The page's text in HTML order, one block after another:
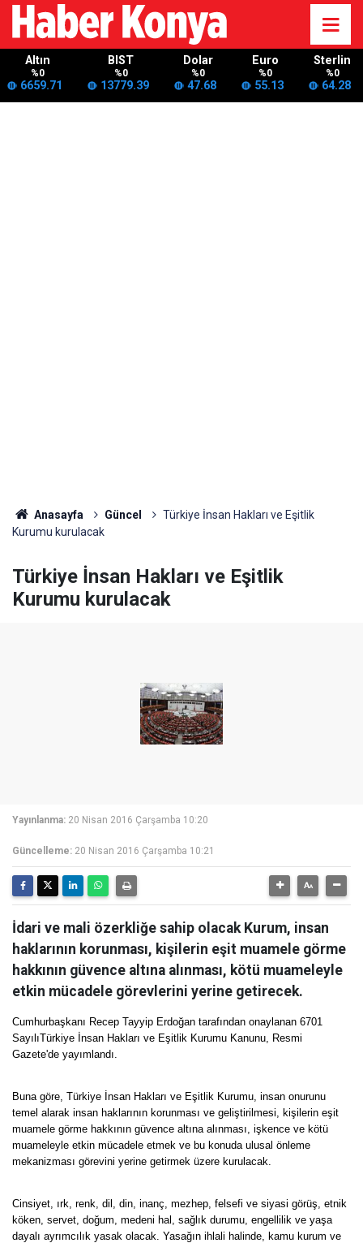
Altın
%0
6659.71
BIST
%0
13779.39
Dolar
%0
47.68
Euro
%0
55.13
Sterlin
%0
64.28
Anasayfa Güncel
Türkiye İnsan Hakları ve Eşitlik
Kurumu kurulacak
Türkiye İnsan Hakları ve Eşitlik
Kurumu kurulacak
Yayınlanma: 20 Nisan 2016 Çarşamba 10:20
Güncelleme: 20 Nisan 2016 Çarşamba 10:21
İdari ve mali özerkliğe sahip olacak Kurum, insan
haklarının korunması, kişilerin eşit muamele görme
hakkının güvence altına alınması, kötü muameleyle
etkin mücadele görevlerini yerine getirecek.
Cumhurbaşkanı Recep Tayyip Erdoğan tarafından onaylanan 6701
SayılıTürkiye İnsan Hakları ve Eşitlik Kurumu Kanunu, Resmi
Gazete'de yayımlandı.
Buna göre, Türkiye İnsan Hakları ve Eşitlik Kurumu, insan onurunu
temel alarak insan haklarının korunması ve geliştirilmesi, kişilerin eşit
muamele görme hakkının güvence altına alınması, işkence ve kötü
muameleyle etkin mücadele etmek ve bu konuda ulusal önleme
mekanizması görevini yerine getirmek üzere kurulacak.
Cinsiyet, ırk, renk, dil, din, inanç, mezhep, felsefi ve siyasi görüş, etnik
köken, servet, doğum, medeni hal, sağlık durumu, engellilik ve yaşa
dayalı ayrımcılık yasak olacak. Yasağın ihlali halinde, kamu kurum ve